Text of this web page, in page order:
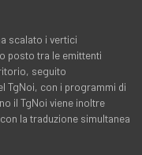
scalato i vertici
posto tra le emittenti
seguito
TgNoi, con i programmi di
il TgNoi viene inoltre
la traduzione simultanea